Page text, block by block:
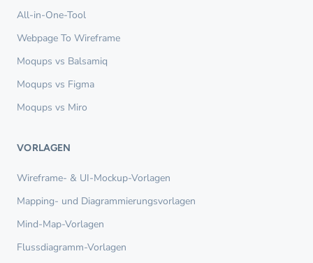
All-in-One-Tool
Webpage To Wireframe
Moqups vs Balsamiq
Moqups vs Figma
Moqups vs Miro
VORLAGEN
Wireframe- & UI-Mockup-Vorlagen
Mapping- und Diagrammierungsvorlagen
Mind-Map-Vorlagen
Flussdiagramm-Vorlagen